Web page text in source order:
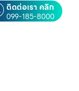
ติดต่อเรา คลิก
099-185-8000